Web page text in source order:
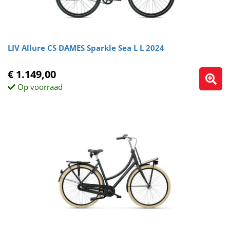
LIV Allure CS DAMES Sparkle Sea L L 2024
€ 1.149,00
Op voorraad